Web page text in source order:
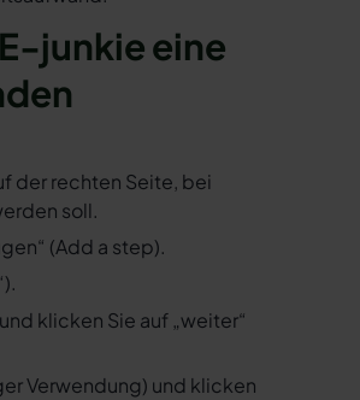
junkie eine
der rechten Seite, bei
soll.
(Add a step).
klicken Sie auf „weiter“
Verwendung) und klicken